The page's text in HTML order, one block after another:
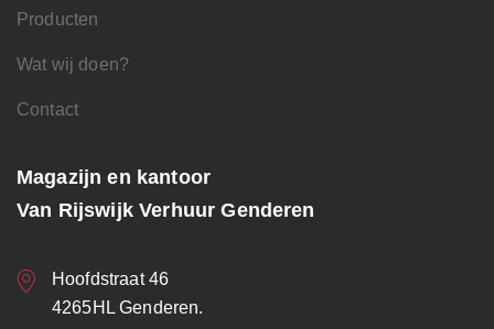
Producten
Wat wij doen?
Contact
Magazijn en kantoor
Van Rijswijk Verhuur Genderen
Hoofdstraat 46
4265HL Genderen.